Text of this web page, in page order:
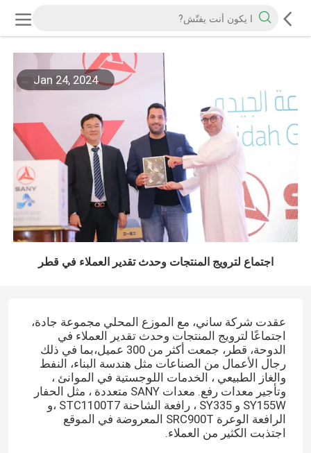
Jan 24, 2024
اجتماع لترويج المنتجات وحدث تقدير العملاء في قطر
عقدت شركة ساني، مع الموزع المحلي مجموعة جادة،
اجتماعًا لترويج المنتجات وحدث تقدير العملاء في
الدوحة، قطر، جمعت أكثر من 300 عميل،بما في ذلك
رجال الأعمال من الصناعات مثل هندسة البناء، النفط
والغاز الطبيعي ، الخدمات اللوجستية في الموانئ ،
وتأجير معدات رفع. معدات SANY متعددة ، مثل الحفار
SY155W و SY335 ، رافعة الشاحنة STC1100T7 ،و
الرافعة الوعرة SRC900T المعروضة في الموقع
اجتذبت الكثير من العملاء.